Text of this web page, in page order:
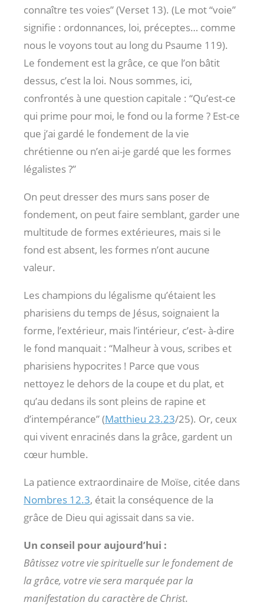
connaître tes voies” (Verset 13). (Le mot “voie”
signifie : ordonnances, loi, préceptes… comme
nous le voyons tout au long du Psaume 119).
Le fondement est la grâce, ce que l’on bâtit
dessus, c’est la loi. Nous sommes, ici,
confrontés à une question capitale : “Qu’est-ce
qui prime pour moi, le fond ou la forme ? Est-ce
que j’ai gardé le fondement de la vie
chrétienne ou n’en ai-je gardé que les formes
légalistes ?”
On peut dresser des murs sans poser de
fondement, on peut faire semblant, garder une
multitude de formes extérieures, mais si le
fond est absent, les formes n’ont aucune
valeur.
Les champions du légalisme qu’étaient les
pharisiens du temps de Jésus, soignaient la
forme, l’extérieur, mais l’intérieur, c’est- à-dire
le fond manquait : “Malheur à vous, scribes et
pharisiens hypocrites ! Parce que vous
nettoyez le dehors de la coupe et du plat, et
qu’au dedans ils sont pleins de rapine et
d’intempérance” (Matthieu 23.23/25). Or, ceux
qui vivent enracinés dans la grâce, gardent un
cœur humble.
La patience extraordinaire de Moïse, citée dans
Nombres 12.3, était la conséquence de la
grâce de Dieu qui agissait dans sa vie.
Un conseil pour aujourd’hui :
Bâtissez votre vie spirituelle sur le fondement de
la grâce, votre vie sera marquée par la
manifestation du caractère de Christ.